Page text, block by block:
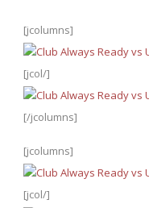
[jcolumns]
[jcol/]
[/jcolumns]
[jcolumns]
[jcol/]